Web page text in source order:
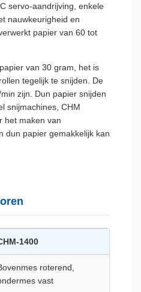
servo-aandrijving, enkele
nauwkeurigheid en
papier van 60 tot
van 30 gram, het is
tegelijk te snijden. De
zijn. Dun papier snijden
snijmachines, CHM
het maken van
dun papier gemakkelijk kan
1400
roterend,
vast